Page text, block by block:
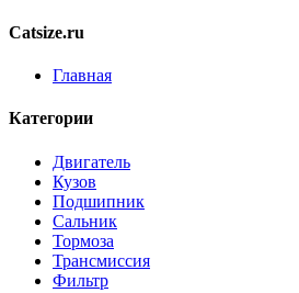
Catsize.ru
Главная
Категории
Двигатель
Кузов
Подшипник
Сальник
Тормоза
Трансмиссия
Фильтр